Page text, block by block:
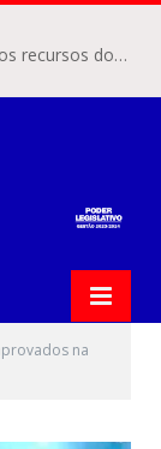
ÓBIDOS, PA – O destino e a regularização dos recursos dos Precatórios do FUNDEF (Fundo de Manutenção e Desenvolvimento do Ensino Fundamental e de Valorização do Magistério) voltaram a pautar as discussões na Câmara Municipal de Óbidos.
na